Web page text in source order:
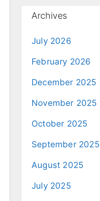
Archives
July 2026
February 2026
December 2025
November 2025
October 2025
September 2025
August 2025
July 2025